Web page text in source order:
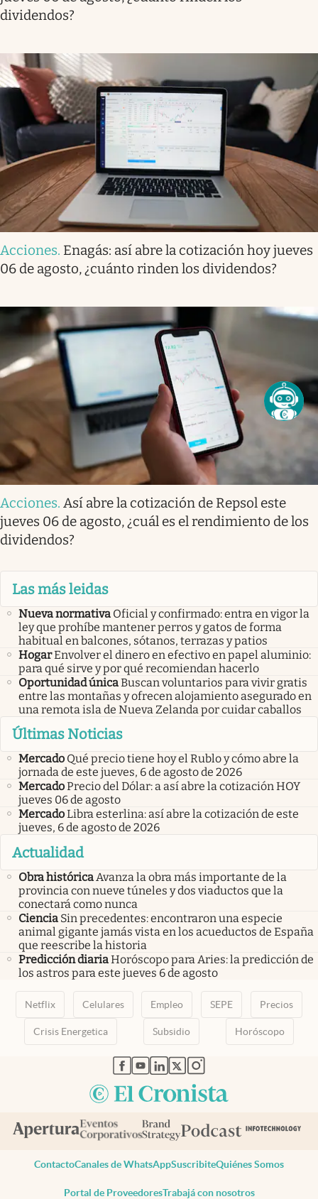
dividendos?
Acciones. Enagás: así abre la cotización hoy jueves
06 de agosto, ¿cuánto rinden los dividendos?
Acciones. Así abre la cotización de Repsol este
jueves 06 de agosto, ¿cuál es el rendimiento de los
dividendos?
Las más leidas
Nueva normativa Oficial y confirmado: entra en vigor la
ley que prohíbe mantener perros y gatos de forma
habitual en balcones, sótanos, terrazas y patios
HogarEnvolver el dinero en efectivo en papel aluminio:
para qué sirve y por qué recomiendan hacerlo
Oportunidad únicaBuscan voluntarios para vivir gratis
entre las montañas y ofrecen alojamiento asegurado en
una remota isla de Nueva Zelanda por cuidar caballos
Últimas Noticias
Mercado Qué precio tiene hoy el Rublo y cómo abre la
jornada de este jueves, 6 de agosto de 2026
MercadoPrecio del Dólar: a así abre la cotización HOY
jueves 06 de agosto
MercadoLibra esterlina: así abre la cotización de este
jueves, 6 de agosto de 2026
Actualidad
Obra históricaAvanza la obra más importante de la
provincia con nueve túneles y dos viaductos que la
conectará como nunca
Ciencia Sin precedentes: encontraron una especie
animal gigante jamás vista en los acueductos de España
que reescribe la historia
Predicción diariaHoróscopo para Aries: la predicción de
los astros para este jueves 6 de agosto
Netflix Celulares Empleo SEPE Precios
Crisis Energetica Subsidio Horóscopo
abre en nueva pestaña
abre en nueva pestaña
abre en nueva pestaña
abre en nueva pestaña
abre en nueva pestaña
ContactoCanales de WhatsAppSuscribiteQuiénes Somos
Portal de ProveedoresTrabajá con nosotros